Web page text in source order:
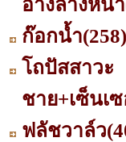
อ่างล้างหน้า
ก๊อกน้ำ(258)
โถปัสสาวะ
ชาย+เซ็นเ
ฟลัชวาล์ว